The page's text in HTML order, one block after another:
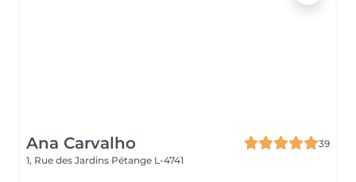
Ana Carvalho
39
1, Rue des Jardins Pétange L-4741